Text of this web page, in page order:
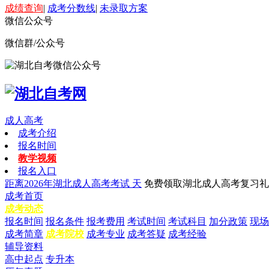
成绩查询| 成考分数线| 未录取方案
微信公众号
微信群/公众号
成人高考
成考介绍
报名时间
教学视频
报名入口
距离2026年湖北成人高考考试 天 免费领取湖北成人高考复习
成考首页
成考动态
报名时间 报名条件 报考费用 考试时间 考试科目 加分政策 现
成考简章 成考院校 成考专业 成考答疑 成考经验
辅导资料
高中起点 专升本